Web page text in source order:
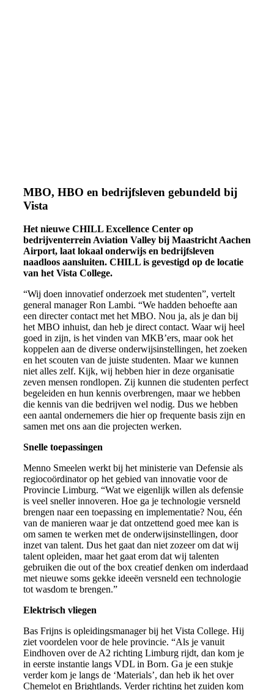
MBO, HBO en bedrijfsleven gebundeld bij
Vista
Het nieuwe CHILL Excellence Center op
bedrijventerrein Aviation Valley bij Maastricht Aachen
Airport, laat lokaal onderwijs en bedrijfsleven
naadloos aansluiten. CHILL is gevestigd op de locatie
van het Vista College.
“Wij doen innovatief onderzoek met studenten”, vertelt
general manager Ron Lambi. “We hadden behoefte aan
een directer contact met het MBO. Nou ja, als je dan bij
het MBO inhuist, dan heb je direct contact. Waar wij heel
goed in zijn, is het vinden van MKB’ers, maar ook het
koppelen aan de diverse onderwijsinstellingen, het zoeken
en het scouten van de juiste studenten. Maar we kunnen
niet alles zelf. Kijk, wij hebben hier in deze organisatie
zeven mensen rondlopen. Zij kunnen die studenten perfect
begeleiden en hun kennis overbrengen, maar we hebben
die kennis van die bedrijven wel nodig. Dus we hebben
een aantal ondernemers die hier op frequente basis zijn en
samen met ons aan die projecten werken.
Snelle toepassingen
Menno Smeelen werkt bij het ministerie van Defensie als
regiocoördinator op het gebied van innovatie voor de
Provincie Limburg. “Wat we eigenlijk willen als defensie
is veel sneller innoveren. Hoe ga je technologie versneld
brengen naar een toepassing en implementatie? Nou, één
van de manieren waar je dat ontzettend goed mee kan is
om samen te werken met de onderwijsinstellingen, door
inzet van talent. Dus het gaat dan niet zozeer om dat wij
talent opleiden, maar het gaat erom dat wij talenten
gebruiken die out of the box creatief denken om inderdaad
met nieuwe soms gekke ideeën versneld een technologie
tot wasdom te brengen.”
Elektrisch vliegen
Bas Frijns is opleidingsmanager bij het Vista College. Hij
ziet voordelen voor de hele provincie. “Als je vanuit
Eindhoven over de A2 richting Limburg rijdt, dan kom je
in eerste instantie langs VDL in Born. Ga je een stukje
verder kom je langs de ‘Materials’, dan heb ik het over
Chemelot en Brightlands. Verder richting het zuiden kom